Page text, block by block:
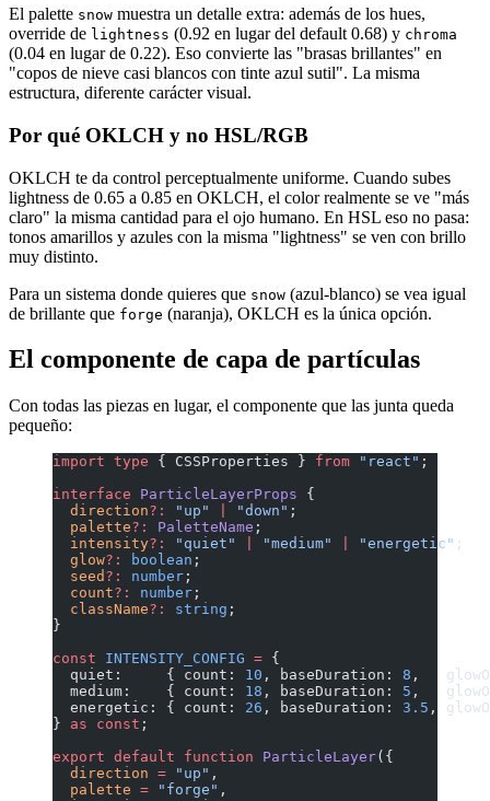
El palette snow muestra un detalle extra: además de los hues,
override de lightness (0.92 en lugar del default 0.68) y chroma
(0.04 en lugar de 0.22). Eso convierte las "brasas brillantes" en
"copos de nieve casi blancos con tinte azul sutil". La misma
estructura, diferente carácter visual.
Por qué OKLCH y no HSL/RGB
OKLCH te da control perceptualmente uniforme. Cuando subes
lightness de 0.65 a 0.85 en OKLCH, el color realmente se ve "más
claro" la misma cantidad para el ojo humano. En HSL eso no pasa:
tonos amarillos y azules con la misma "lightness" se ven con brillo
muy distinto.
Para un sistema donde quieres que snow (azul-blanco) se vea igual
de brillante que forge (naranja), OKLCH es la única opción.
El componente de capa de partículas
Con todas las piezas en lugar, el componente que las junta queda
pequeño:
import type { CSSProperties } from "react" ;
interface ParticleLayerProps {
  direction
?: "up" "down" ;
  palette
?: PaletteName ;
  intensity
?: "quiet" "medium" "energetic" ;
  glow
?: boolean ;
  seed
?: number ;
  count
?: number ;
  className
?: string ;
}
const INTENSITY_CONFIG = {
  quiet:     { count:
10 , baseDuration: 8 ,
  medium:    { count:
18 , baseDuration: 5 ,
  energetic: { count:
26 , baseDuration: 3.5 ,
} as const ;
export default function ParticleLayer({
  direction
= "up" ,
  palette
= "forge" ,